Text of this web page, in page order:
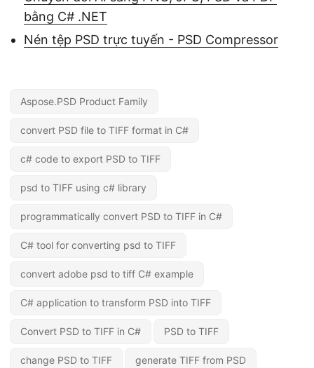
bằng C# .NET
Nén tệp PSD trực tuyến - PSD Compressor
Aspose.PSD Product Family
convert PSD file to TIFF format in C#
c# code to export PSD to TIFF
psd to TIFF using c# library
programmatically convert PSD to TIFF in C#
C# tool for converting psd to TIFF
convert adobe psd to tiff C# example
C# application to transform PSD into TIFF
Convert PSD to TIFF in C# PSD to TIFF
change PSD to TIFF generate TIFF from PSD